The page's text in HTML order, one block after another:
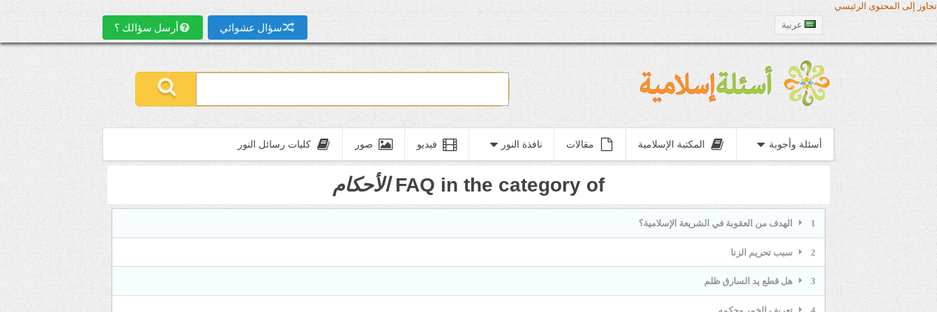
تجاوز إلى المحتوى الرئيسي
عربية
سؤال عشوائي أرسل سؤالك ؟
أسئلة وأجوبة المكتبة الإسلامية مقالات نافذة النور فيديو صور كليات رسائل النور
FAQ in the category of الأحكام
1 الهدف من العقوبة في الشريعة الإسلامية؟
2 سبب تحريم الزنا
3 هل قطع يد السارق ظلم